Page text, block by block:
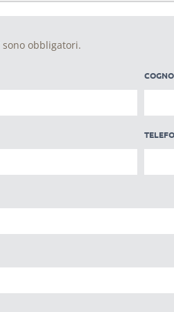
sono obbligatori.